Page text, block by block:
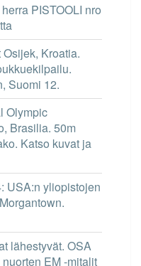
PISTOOLI nro
Kroatia.
Suomi 12.
Olympic
Brasilia. 50m
Katso kuvat ja
USA:n yliopistojen
lähestyvät. OSA
EM -mitalit